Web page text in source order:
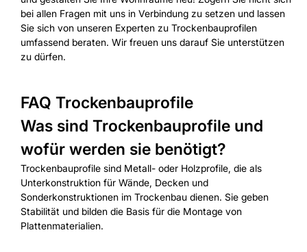
bei allen Fragen mit uns in Verbindung zu setzen und lassen
Sie sich von unseren Experten zu Trockenbauprofilen
umfassend beraten. Wir freuen uns darauf Sie unterstützen
zu dürfen.
FAQ Trockenbauprofile
Was sind Trockenbauprofile und
wofür werden sie benötigt?
Trockenbauprofile sind Metall- oder Holzprofile, die als
Unterkonstruktion für Wände, Decken und
Sonderkonstruktionen im Trockenbau dienen. Sie geben
Stabilität und bilden die Basis für die Montage von
Plattenmaterialien.